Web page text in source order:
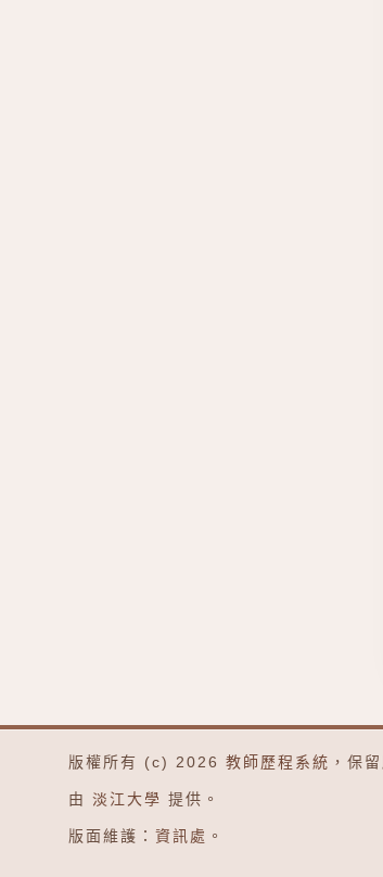
版權所有 (c) 2026 教師歷程系統 ，保
由 淡江大學 提供。
版面維護： 資訊處 。